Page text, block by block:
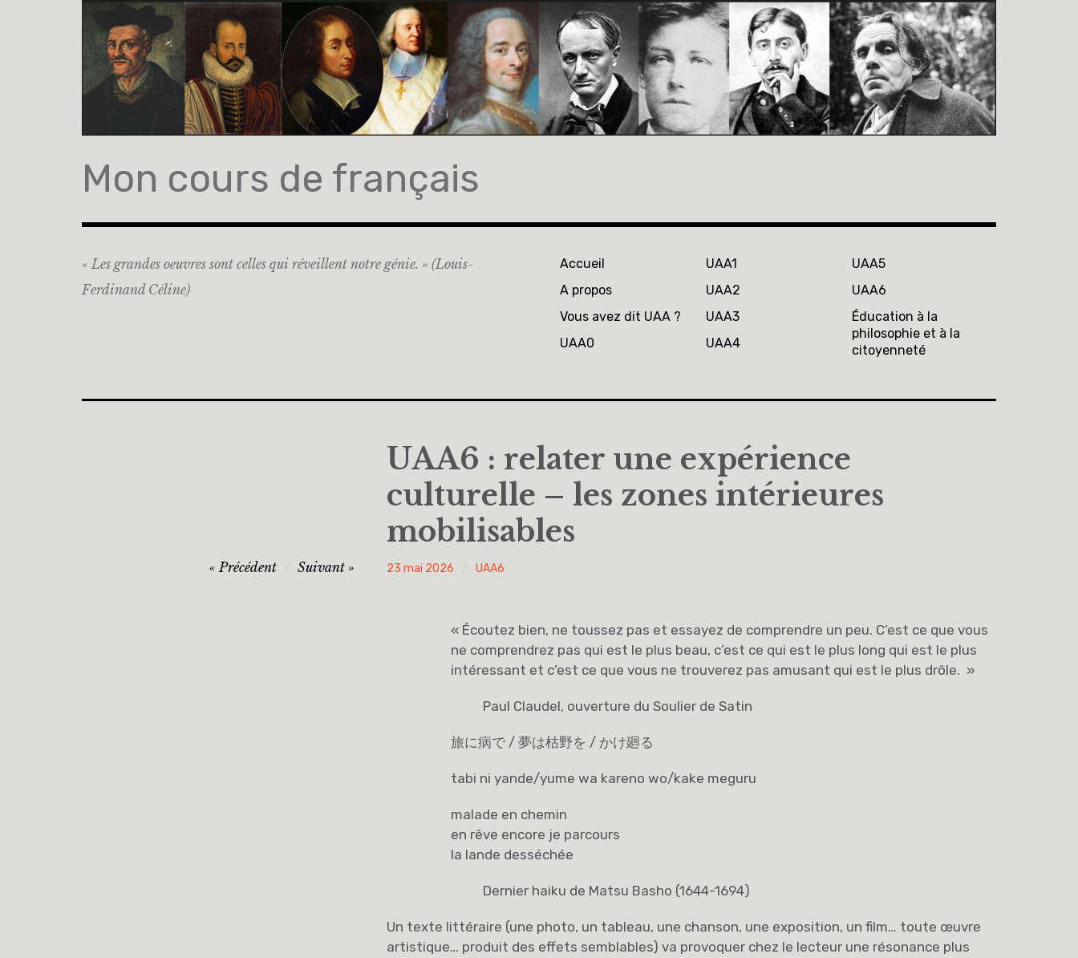
Mon cours de français
« Les grandes oeuvres sont celles qui réveillent notre génie. » (Louis-
Ferdinand Céline)
Accueil
A propos
Vous avez dit UAA ?
UAA0
UAA1
UAA2
UAA3
UAA4
UAA5
UAA6
Éducation à la
philosophie et à la
citoyenneté
UAA6 : relater une expérience
culturelle – les zones intérieures
mobilisables
PYH
23 mai 2026 UAA6
Précédent Suivant
« Écoutez bien, ne toussez pas et essayez de comprendre un peu. C’est ce que vous
ne comprendrez pas qui est le plus beau, c’est ce qui est le plus long qui est le plus
intéressant et c’est ce que vous ne trouverez pas amusant qui est le plus drôle. »
Paul Claudel, ouverture du Soulier de Satin
旅に病で / 夢は枯野を / かけ廻る
tabi ni yande/yume wa kareno wo/kake meguru
malade en chemin
en rêve encore je parcours
la lande desséchée
Dernier haiku de Matsu Basho (1644-1694)
Un texte littéraire (une photo, un tableau, une chanson, une exposition, un film… toute œuvre
artistique… produit des effets semblables) va provoquer chez le lecteur une résonance plus